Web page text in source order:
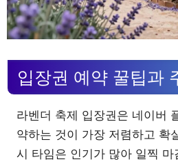
입장권 예약 꿀팁과
라벤더 축제 입장권은 네이버
약하는 것이 가장 저렴하고 확
시 타임은 인기가 많아 일찍 마